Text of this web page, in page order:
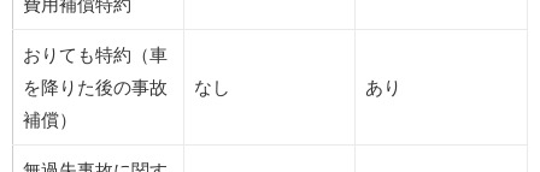
費用補償特約
おりても特約（車
を降りた後の事故
補償）
なし あり